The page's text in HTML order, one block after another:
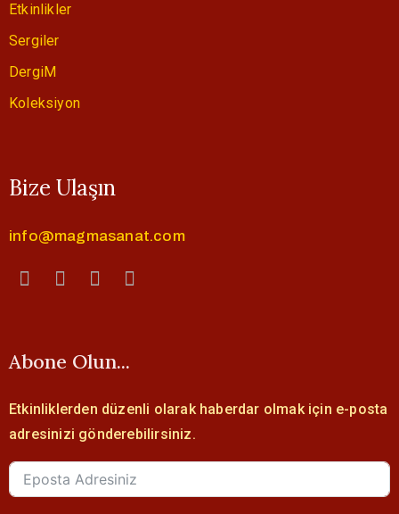
Etkinlikler
Sergiler
DergiM
Koleksiyon
Bize Ulaşın
info@magmasanat.com
Abone Olun...
Etkinliklerden düzenli olarak haberdar olmak için e-posta
adresinizi gönderebilirsiniz.